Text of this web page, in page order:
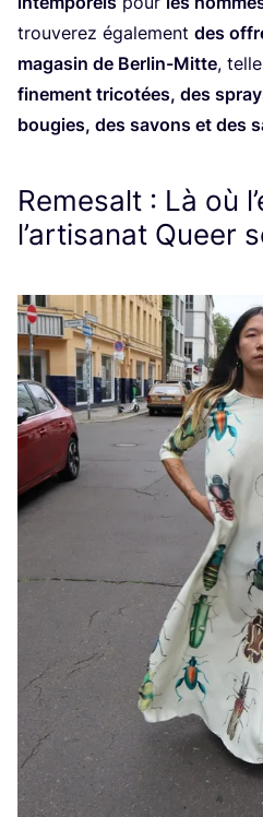
trou­ve­rez éga­le­ment des
maga­sin de Ber­lin-Mitte,
fine­ment tri­co­tées, des
bou­gies, des savons et des
Remesalt : Là où
l’artisanat Queer